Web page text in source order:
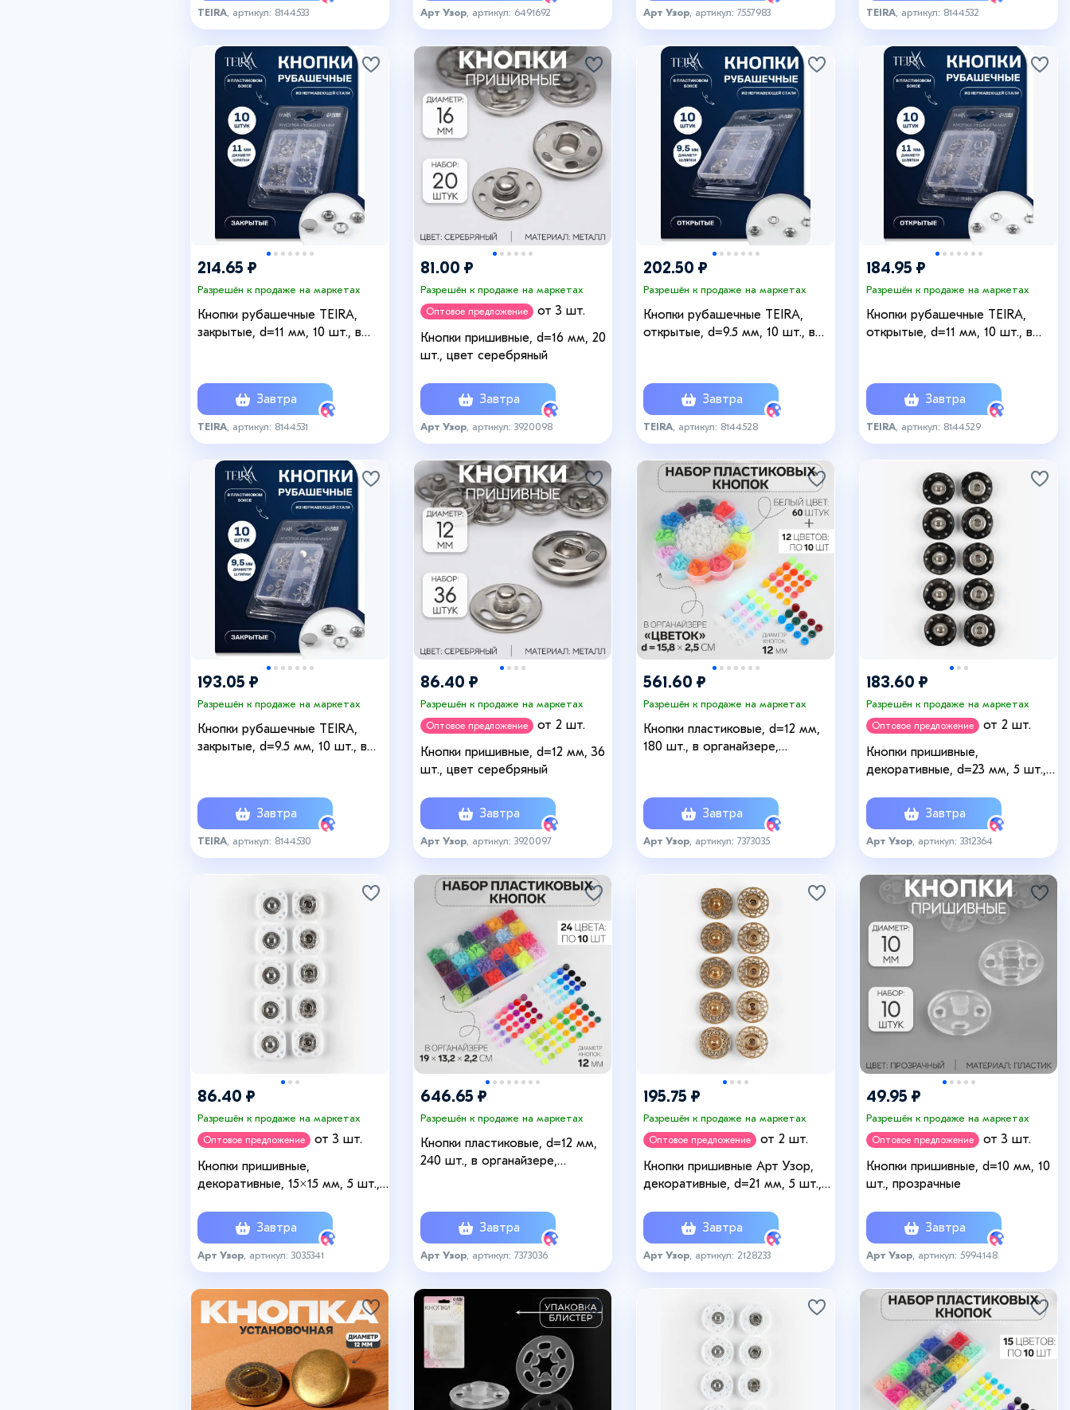
TEIRA , артикул: 8144533 Арт Узор , артикул: 6491692 Арт Узор , артикул: 7557983 TEIRA , артикул: 8144532
214.65 ₽
Разрешён к продаже на маркетах
Кнопки рубашечные TEIRA,
закрытые, d=11 мм, 10 шт., в
Завтра
TEIRA , артикул: 8144531
81.00 ₽
Разрешён к продаже на маркетах
Оптовое предложение
от 3 шт.
Кнопки пришивные, d=16 мм, 20
шт., цвет серебряный
Завтра
Арт Узор , артикул: 3920098
202.50 ₽
Разрешён к продаже на маркетах
Кнопки рубашечные TEIRA,
открытые, d=9.5 мм, 10 шт., в
Завтра
TEIRA , артикул: 8144528
184.95 ₽
Разрешён к продаже на маркетах
Кнопки рубашечные TEIRA,
открытые, d=11 мм, 10 шт., в
Завтра
TEIRA , артикул: 8144529
193.05 ₽
Разрешён к продаже на маркетах
Кнопки рубашечные TEIRA,
закрытые, d=9.5 мм, 10 шт., в
Завтра
TEIRA , артикул: 8144530
86.40 ₽
Разрешён к продаже на маркетах
Оптовое предложение
от 2 шт.
Кнопки пришивные, d=12 мм, 36
шт., цвет серебряный
Завтра
Арт Узор , артикул: 3920097
561.60 ₽
Разрешён к продаже на маркетах
Кнопки пластиковые, d=12 мм,
180 шт., в органайзере,
Завтра
Арт Узор , артикул: 7373035
183.60 ₽
Разрешён к продаже на маркетах
Оптовое предложение
от 2 шт.
Кнопки пришивные,
декоративные, d=23 мм, 5 шт.,
Завтра
Арт Узор , артикул: 3312364
86.40 ₽
Разрешён к продаже на маркетах
Оптовое предложение
от 3 шт.
Кнопки пришивные,
декоративные, 15×15 мм, 5 шт.,
Завтра
Арт Узор , артикул: 3035341
646.65 ₽
Разрешён к продаже на маркетах
Кнопки пластиковые, d=12 мм,
240 шт., в органайзере,
Завтра
Арт Узор , артикул: 7373036
195.75 ₽
Разрешён к продаже на маркетах
Оптовое предложение
от 2 шт.
Кнопки пришивные Арт Узор,
декоративные, d=21 мм, 5 шт.,
Завтра
Арт Узор , артикул: 2128233
49.95 ₽
Разрешён к продаже на маркетах
Оптовое предложение
от 3 шт.
Кнопки пришивные, d=10 мм, 10
шт., прозрачные
Завтра
Арт Узор , артикул: 5994148